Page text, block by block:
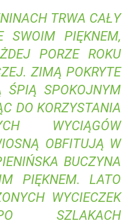
TRWA CAŁY
SWOIM PIĘKNEM,
PORZE ROKU
ZIMĄ POKRYTE
ŚPIĄ SPOKOJNYM
DO KORZYSTANIA
WYCIĄGÓW
OBFITUJĄ W
BUCZYNA
PIĘKNEM. LATO
WYCIECZEK
SZLAKACH